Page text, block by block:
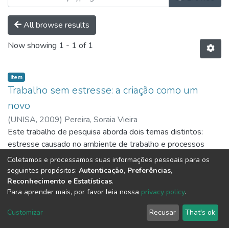
All browse results
Now showing 1 - 1 of 1
Item
Trabalho sem estresse: a criação como um
novo
(UNISA, 2009) Pereira, Soraia Vieira
Este trabalho de pesquisa aborda dois temas distintos:
estresse causado no ambiente de trabalho e processos
criativos. Esses dois temas se entrelaçam quando a
pesquisa de campo, realizada com funcionários de uma
determinada instituição, mostra que, através da arteterapia,
o exercício da criatividade pode influenciar no estresse
causado pelo trabalho, minimizando seus efeitos, por
conseqüência melhorando a relação interpessoal e atuando
Show more
DSpace software copyright © 2002-2026 LYRASIS
Send Feedback
Coletamos e processamos suas informações pessoais para os
seguintes propósitos: Autenticação, Preferências,
Reconhecimento e Estatísticas.
Para aprender mais, por favor leia nossa privacy policy.
Customizar Recusar That's ok